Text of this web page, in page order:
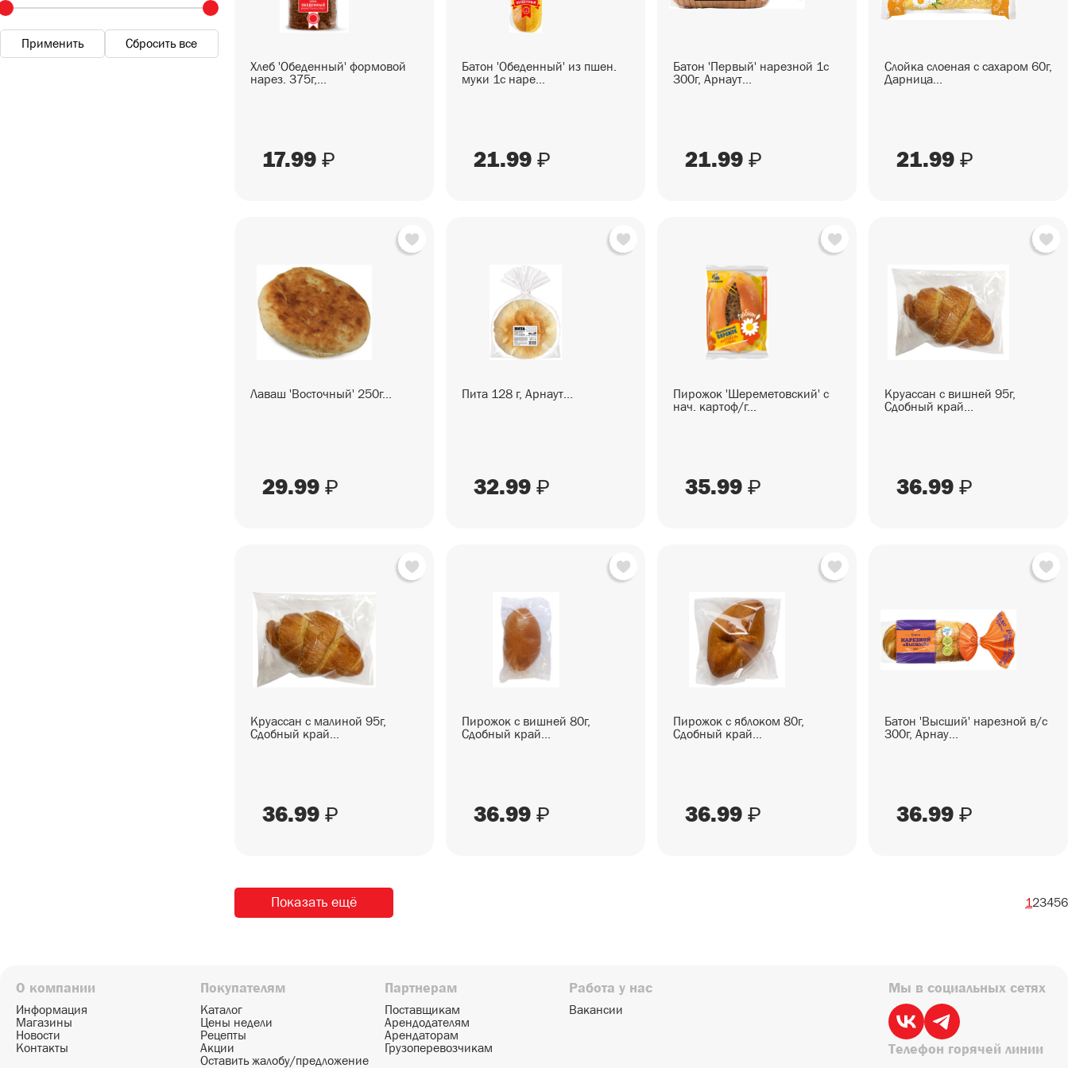
СОУСЫ
ХЛЕБОБУЛОЧНЫЕ ИЗДЕЛИЯ Хлеб 'Обеденный' формовой
нарез. 375г,...
17.99 ₽
Батон 'Обеденный' из пшен.
муки 1с наре...
21.99 ₽
Батон 'Первый' нарезной 1с
300г, Арнаут...
21.99 ₽
Слойка слоеная с сахаром 60г,
Дарница...
21.99 ₽
Лаваш 'Восточный' 250г...
29.99 ₽
Пита 128 г, Арнаут...
32.99 ₽
Пирожок 'Шереметовский' с
нач. картоф/г...
35.99 ₽
Круассан с вишней 95г,
Сдобный край...
36.99 ₽
Круассан с малиной 95г,
Сдобный край...
36.99 ₽
Пирожок с вишней 80г,
Сдобный край...
36.99 ₽
Пирожок с яблоком 80г,
Сдобный край...
36.99 ₽
Батон 'Высший' нарезной в/с
300г, Арнау...
36.99 ₽
Показать ещё 123456
О компании
Информация
Магазины
Новости
Контакты
Покупателям
Каталог
Цены недели
Рецепты
Акции
Оставить жалобу/предложение
Партнерам
Поставщикам
Арендодателям
Арендаторам
Грузоперевозчикам
Работа у нас
Вакансии
Мы в социальных сетях
Телефон горячей линии